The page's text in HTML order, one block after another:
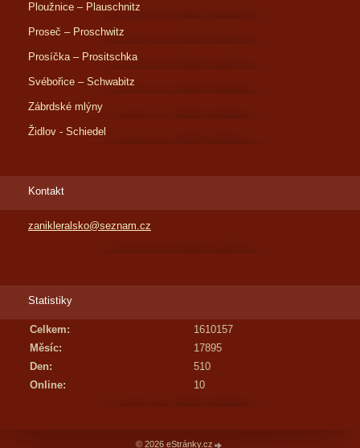
Ploužnice – Plauschnitz
Proseč – Proschwitz
Prosíčka – Prositschka
Svébořice – Schwabitz
Zábrdské mlýny
Židlov - Schiedel
Kontakt
zanikleralsko@seznam.cz
Statistiky
Online: 10
Celkem:
1610157
Měsíc:
17895
Den:
510
© 2026 eStránky.cz